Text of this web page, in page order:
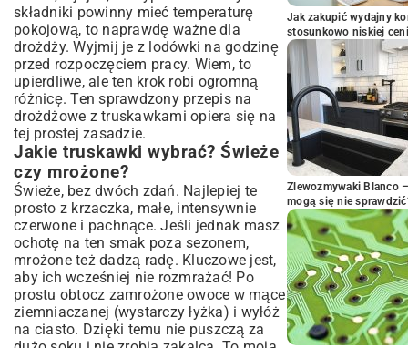
składniki powinny mieć temperaturę
pokojową, to naprawdę ważne dla
drożdży. Wyjmij je z lodówki na godzinę
przed rozpoczęciem pracy. Wiem, to
upierdliwe, ale ten krok robi ogromną
różnicę. Ten sprawdzony przepis na
drożdżowe z truskawkami opiera się na
tej prostej zasadzie.
Jakie truskawki wybrać? Świeże
czy mrożone?
Świeże, bez dwóch zdań. Najlepiej te
prosto z krzaczka, małe, intensywnie
czerwone i pachnące. Jeśli jednak masz
ochotę na ten smak poza sezonem,
mrożone też dadzą radę. Kluczowe jest,
aby ich wcześniej nie rozmrażać! Po
prostu obtocz zamrożone owoce w mące
ziemniaczanej (wystarczy łyżka) i wyłóż
na ciasto. Dzięki temu nie puszczą za
Jak zakupić wydajny
stosunkowo niskiej
Zlewozmywaki Blanco
mogą się nie